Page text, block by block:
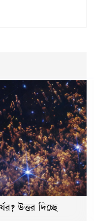
উত্তর দিচ্ছে